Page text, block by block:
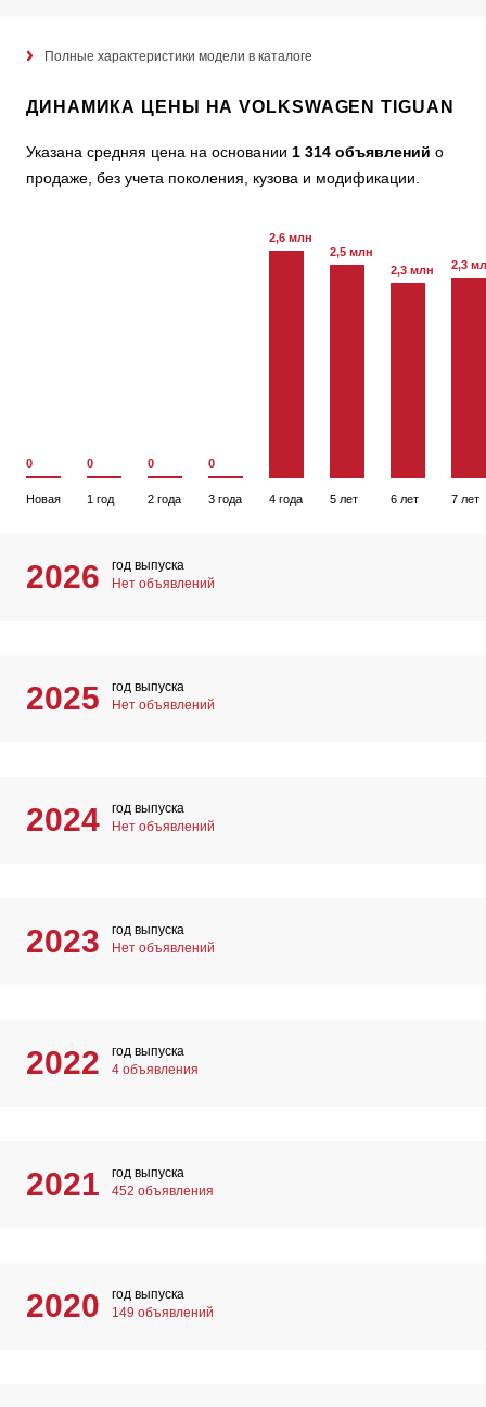
Полные характеристики модели в каталоге
ДИНАМИКА ЦЕНЫ НА VOLKSWAGEN TIGUAN
Указана средняя цена на основании 1 314 объявлений о
продаже, без учета поколения, кузова и модификации.
0
Новая
0
1 год
0
2 года
0
3 года
2,6 млн
4 года
2,5 млн
5 лет
2,3 млн
6 лет
2,3
7 лет
2026
год выпуска
Нет объявлений
2025
год выпуска
Нет объявлений
2024
год выпуска
Нет объявлений
2023
год выпуска
Нет объявлений
2022
год выпуска
4 объявления
2021
год выпуска
452 объявления
2020
год выпуска
149 объявлений